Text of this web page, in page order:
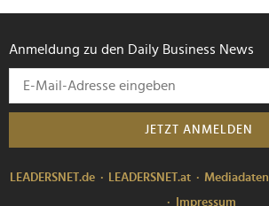
Anmeldung zu den Daily Business News
JETZT ANMELDEN
LEADERSNET.de LEADERSNET.at Mediadaten
Impressum